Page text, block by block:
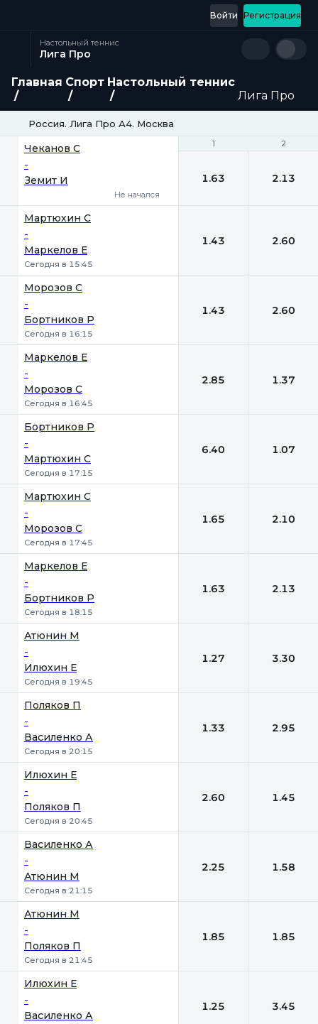
Регистрация
Войти
Настольный теннис
Лига Про
Главная Спорт Настольный теннис
Лига Про
Россия. Лига Про А4. Москва
1 2
Чеканов С
-
Земит И
Не начался
1 2
1.63 2.13
Мартюхин С
-
Маркелов Е
Сегодня в 15:45
1.43 2.60
Морозов С
-
Бортников Р
Сегодня в 16:15
1.43 2.60
Маркелов Е
-
Морозов С
Сегодня в 16:45
2.85 1.37
Бортников Р
-
Мартюхин С
Сегодня в 17:15
6.40 1.07
Мартюхин С
-
Морозов С
Сегодня в 17:45
1.65 2.10
Маркелов Е
-
Бортников Р
Сегодня в 18:15
1.63 2.13
Атюнин М
-
Илюхин Е
Сегодня в 19:45
1.27 3.30
Поляков П
-
Василенко А
Сегодня в 20:15
1.33 2.95
Илюхин Е
-
Поляков П
Сегодня в 20:45
2.60 1.45
Василенко А
-
Атюнин М
Сегодня в 21:15
2.25 1.58
Атюнин М
-
Поляков П
Сегодня в 21:45
1.85 1.85
Илюхин Е
-
Василенко А
1.25 3.45